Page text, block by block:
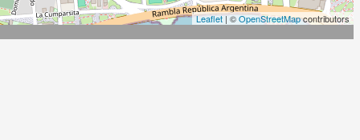
Leaflet| ©OpenStreetMapcontributors